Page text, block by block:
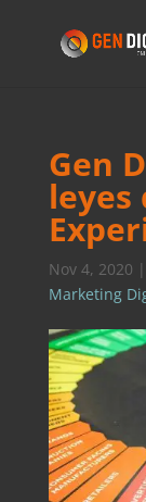
Gen
leyes
Nov 4, 2020 |
Marketing